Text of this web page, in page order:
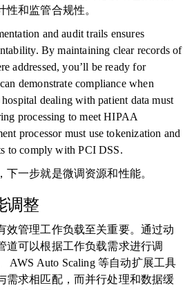
性和监管合规性。
and audit trails ensures
By maintaining clear records of
addressed, you’ll be ready for
demonstrate compliance when
dealing with patient data must
processing to meet HIPAA
processor must use tokenization and
to comply with PCI DSS.
一步就是微调资源和性能。
调整
效管理工作负载至关重要。通过动
道可以根据工作负载需求进行调
AWS Auto Scaling 等自动扩展工具
需求相匹配，而并行处理和数据缓